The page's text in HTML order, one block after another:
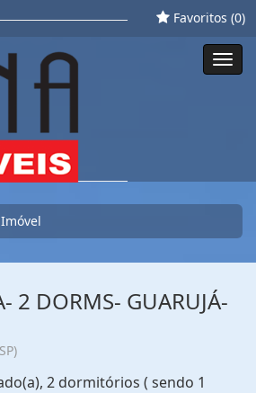
Favoritos (0)
2 DORMS- GUARUJÁ-
2 dormitórios ( sendo 1